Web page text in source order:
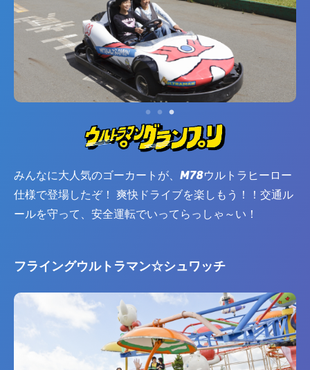
みんなに大人気のゴーカートが、M78ウルトラヒーロー
仕様で登場したぞ！ 爽快ドライブを楽しもう！！交通ル
ールを守って、安全運転でいってらっしゃ～い！
フライングウルトラマン☆シュワッチ